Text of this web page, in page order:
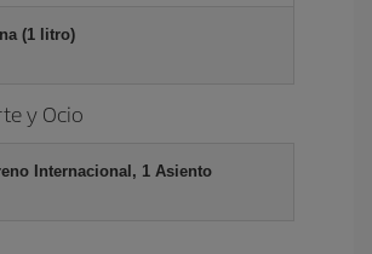
(1 litro)
y Ocio
Internacional, 1 Asiento